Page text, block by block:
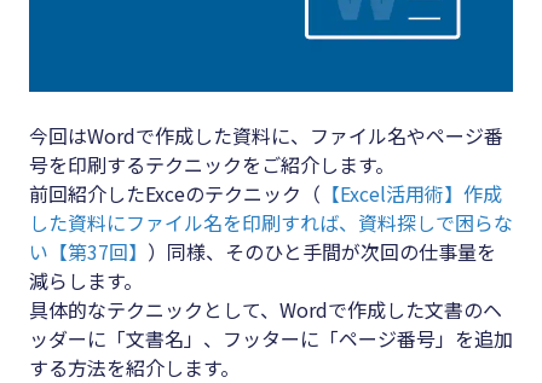
#採用
#人材育成
#店舗経営
#クラブオフ
#クラブ
オフ
今回はWordで作成した資料に、ファイル名やページ番
号を印刷するテクニックをご紹介します。
前回紹介したExceのテクニック（ 【Excel活用術】作成
した資料にファイル名を印刷すれば、資料探しで困らな
い【第37回】 ）同様、そのひと手間が次回の仕事量を
減らします。
具体的なテクニックとして、Wordで作成した文書のヘ
ッダーに「文書名」、フッターに「ページ番号」を追加
する方法を紹介します。